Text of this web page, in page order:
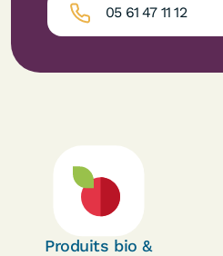
05 61 47 11 12
Produits bio &